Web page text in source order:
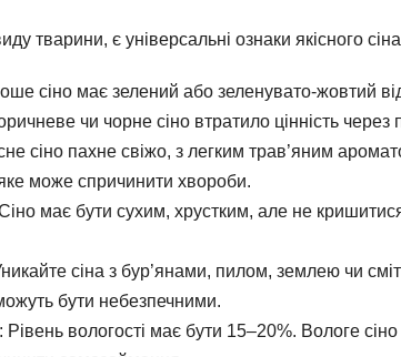
тварини, є універсальні ознаки якісного
сіно має зелений або зеленувато-жовтий
чи чорне сіно втратило цінність
сіно пахне свіжо, з легким трав’яним
може спричинити хвороби.
має бути сухим, хрустким, але не
сіна з бур’янами, пилом, землею чи
бути небезпечними.
: Рівень вологості має бути 15–20%. Вологе